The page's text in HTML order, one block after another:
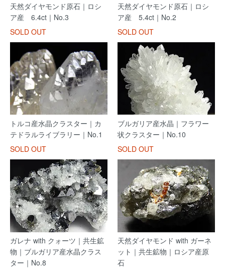
天然ダイヤモンド原石｜ロシ
ア産 6.4ct｜No.3
SOLD OUT
天然ダイヤモンド原石｜ロシ
ア産 5.4ct｜No.2
SOLD OUT
トルコ産水晶クラスター｜カ
テドラルライブラリー｜No.1
SOLD OUT
ブルガリア産水晶｜フラワー
状クラスター｜No.10
SOLD OUT
ガレナ with クォーツ｜共生鉱
物｜ブルガリア産水晶クラス
ター｜No.8
天然ダイヤモンド with ガーネ
ット｜共生鉱物｜ロシア産原
石